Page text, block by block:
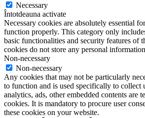
Necessary
Întotdeauna activate
Necessary cookies are absolutely essential
function properly. This category only
basic functionalities and security features of
cookies do not store any personal
Non-necessary
Non-necessary
Any cookies that may not be particularly
to function and is used specifically to collect
analytics, ads, other embedded contents are
cookies. It is mandatory to procure user
these cookies on your website.